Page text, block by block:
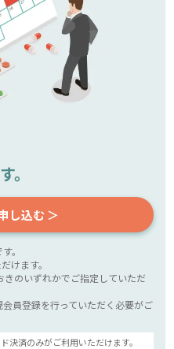
。
し込む ＞
。
けます。
きのいずれかでご指定していただ
員登録を行っていただく必要がご
決済のみがご利用いただけます。